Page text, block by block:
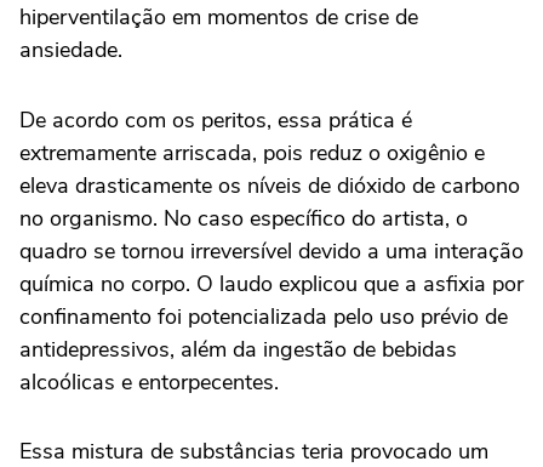
hiperventilação em momentos de crise de
ansiedade.
De acordo com os peritos, essa prática é
extremamente arriscada, pois reduz o oxigênio e
eleva drasticamente os níveis de dióxido de carbono
no organismo. No caso específico do artista, o
quadro se tornou irreversível devido a uma interação
química no corpo. O laudo explicou que a asfixia por
confinamento foi potencializada pelo uso prévio de
antidepressivos, além da ingestão de bebidas
alcoólicas e entorpecentes.
Essa mistura de substâncias teria provocado um